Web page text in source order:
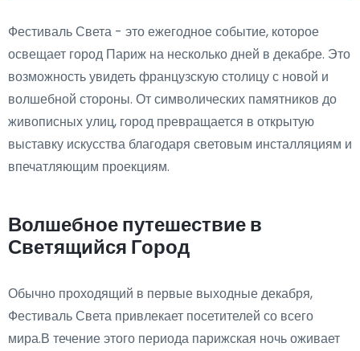
Фестиваль Света - это ежегодное событие, которое
освещает город Париж на несколько дней в декабре. Это
возможность увидеть французскую столицу с новой и
волшебной стороны. От символических памятников до
живописных улиц, город превращается в открытую
выставку искусства благодаря световым инсталляциям и
впечатляющим проекциям.
Волшебное путешествие в
Светящийся Город
Обычно проходящий в первые выходные декабря,
Фестиваль Света привлекает посетителей со всего
мира.В течение этого периода парижская ночь оживает